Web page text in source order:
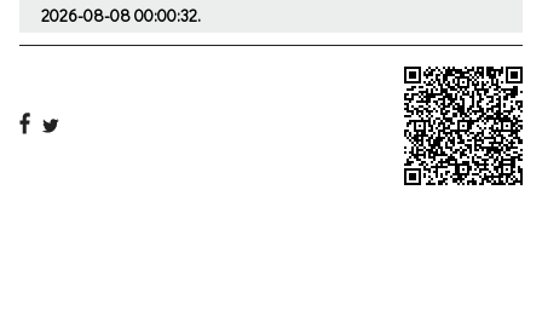
2026-08-08 00:00:32.